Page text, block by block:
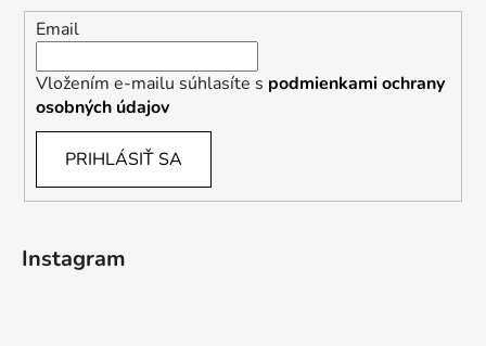
Email
Vložením e-mailu súhlasíte s podmienkami ochrany
osobných údajov
PRIHLÁSIŤ SA
Instagram